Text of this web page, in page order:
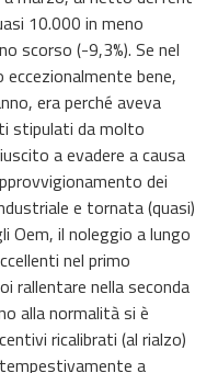
10.000 in meno
scorso (-9,3%). Se nel
bene,
era perché aveva
stipulati da molto
a evadere a causa
dei
e tornata (quasi)
Oem, il noleggio a lungo
nel primo
rallentare nella seconda
alla normalità si è
ricalibrati (al rialzo)
a